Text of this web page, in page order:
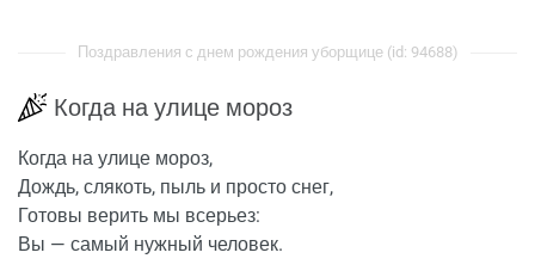
Поздравления с днем рождения уборщице (id: 94688)
Когда на улице мороз
Когда на улице мороз,
Дождь, слякоть, пыль и просто снег,
Готовы верить мы всерьез:
Вы — самый нужный человек.